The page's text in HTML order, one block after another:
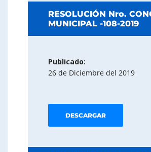
RESOLUCIÓN Nro.
MUNICIPAL -108-2019
Publicado:
26 de Diciembre del 2019
DESCARGAR